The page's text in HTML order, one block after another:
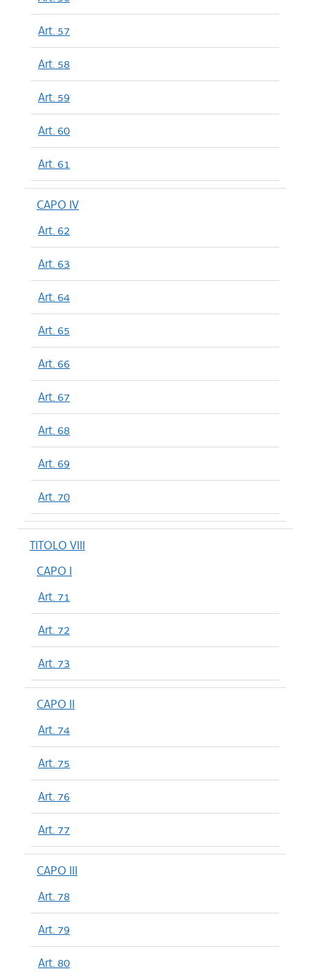
Art. 57
Art. 58
Art. 59
Art. 60
Art. 61
CAPO IV
Art. 62
Art. 63
Art. 64
Art. 65
Art. 66
Art. 67
Art. 68
Art. 69
Art. 70
TITOLO VIII
CAPO I
Art. 71
Art. 72
Art. 73
CAPO II
Art. 74
Art. 75
Art. 76
Art. 77
CAPO III
Art. 78
Art. 79
Art. 80